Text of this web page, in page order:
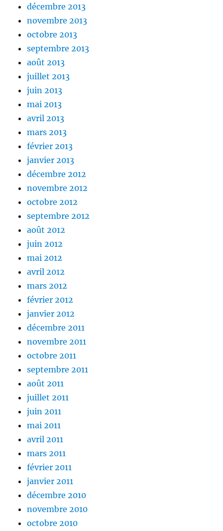
décembre 2013
novembre 2013
octobre 2013
septembre 2013
août 2013
juillet 2013
juin 2013
mai 2013
avril 2013
mars 2013
février 2013
janvier 2013
décembre 2012
novembre 2012
octobre 2012
septembre 2012
août 2012
juin 2012
mai 2012
avril 2012
mars 2012
février 2012
janvier 2012
décembre 2011
novembre 2011
octobre 2011
septembre 2011
août 2011
juillet 2011
juin 2011
mai 2011
avril 2011
mars 2011
février 2011
janvier 2011
décembre 2010
novembre 2010
octobre 2010